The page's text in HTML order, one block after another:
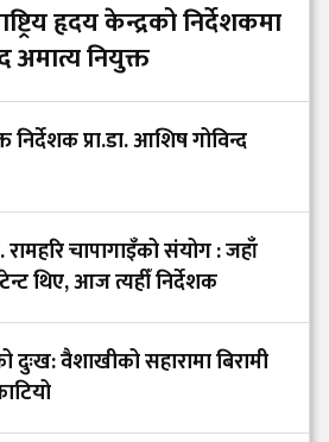
हृदय केन्द्रको निर्देशकमा
अमात्य नियुक्त
प्रा.डा. आशिष गोविन्द
रामहरि चापागाइँको संयोग : जहाँ
थिए, आज त्यहीँ निर्देशक
वैशाखीको सहारामा बिरामी